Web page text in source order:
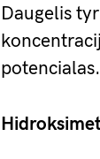
Daugelis